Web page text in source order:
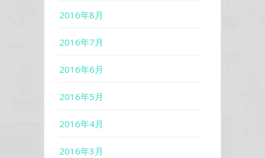
2016年8月
2016年7月
2016年6月
2016年5月
2016年4月
2016年3月